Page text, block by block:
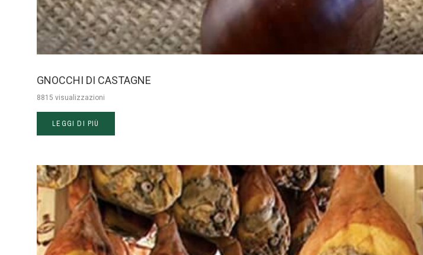
GNOCCHI DI CASTAGNE
8815 visualizzazioni
LEGGI DI PIÙ